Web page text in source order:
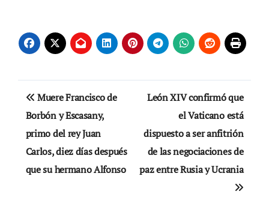
Navegación
de
entradas
Muere Francisco de
Borbón y Escasany,
primo del rey Juan
Carlos, diez días después
que su hermano Alfonso
León XIV confirmó que
el Vaticano está
dispuesto a ser anfitrión
de las negociaciones de
paz entre Rusia y Ucrania